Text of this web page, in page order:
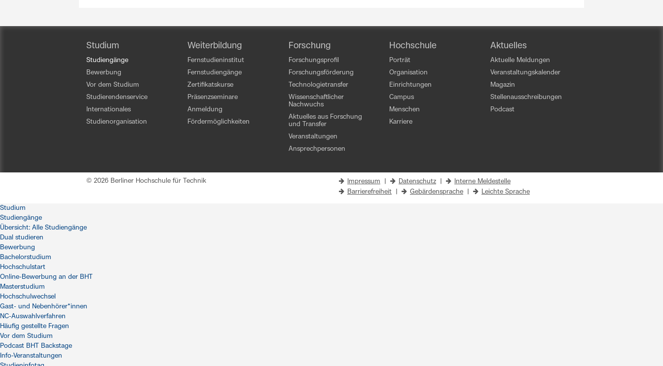
Studium
Studiengänge
Bewerbung
Vor dem Studium
Studierendenservice
Internationales
Studienorganisation
Weiterbildung
Fernstudieninstitut
Fernstudiengänge
Zertifikatskurse
Präsenzseminare
Anmeldung
Fördermöglichkeiten
Forschung
Forschungsprofil
Forschungsförderung
Technologietransfer
Wissenschaftlicher
Nachwuchs
Aktuelles aus Forschung
und Transfer
Veranstaltungen
Ansprechpersonen
Hochschule
Porträt
Organisation
Einrichtungen
Campus
Menschen
Karriere
Aktuelles
Aktuelle Meldungen
Veranstaltungskalender
Magazin
Stellenausschreibungen
Podcast
© 2026 Berliner Hochschule für Technik Impressum Datenschutz
Interne Meldestelle
Barrierefreiheit
Gebärdensprache Leichte Sprache
Studium
Studiengänge
Übersicht: Alle Studiengänge
Dual studieren
Bewerbung
Bachelorstudium
Hochschulstart
Online-Bewerbung an der BHT
Masterstudium
Hochschulwechsel
Gast- und Nebenhörer*innen
NC-Auswahlverfahren
Häufig gestellte Fragen
Vor dem Studium
Podcast BHT Backstage
Info-Veranstaltungen